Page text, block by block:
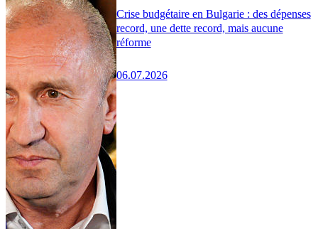
Crise budgétaire en Bulgarie : des dépenses
record, une dette record, mais aucune
réforme
06.07.2026